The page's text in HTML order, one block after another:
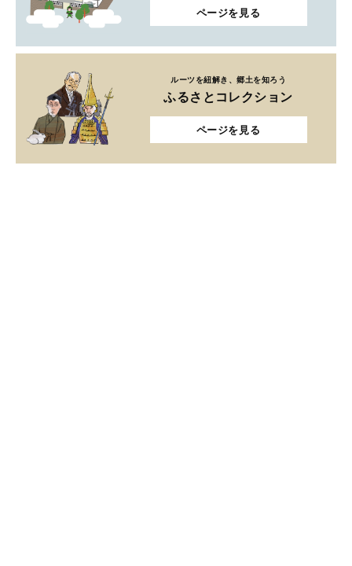
ページを見る
ルーツを紐解き、郷土を知ろう
ふるさとコレクション
ページを見る